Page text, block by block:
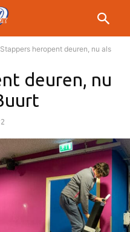
Stappers heropent deuren, nu als
deuren, nu